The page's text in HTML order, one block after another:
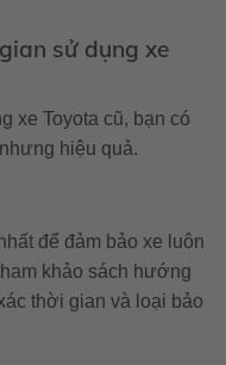
sử dụng xe
xe Toyota cũ, bạn có
hiệu quả.
để đảm bảo xe luôn
khảo sách hướng
thời gian và loại bảo